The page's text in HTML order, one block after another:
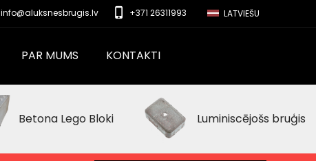
LATVIEŠU
phone_iphone +371 26311993
info@aluksnesbrugis.lv
PAR MUMS KONTAKTI
Betona Lego Bloki Luminiscējošs bruģis